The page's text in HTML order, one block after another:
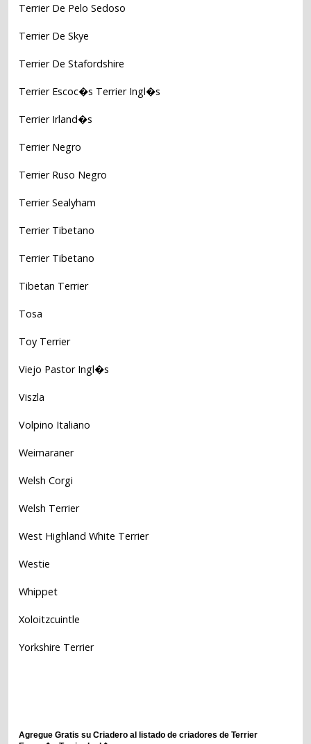
Terrier De Pelo Sedoso
Terrier De Skye
Terrier De Stafordshire
Terrier Escoc�s Terrier Ingl�s
Terrier Irland�s
Terrier Negro
Terrier Ruso Negro
Terrier Sealyham
Terrier Tibetano
Terrier Tibetano
Tibetan Terrier
Tosa
Toy Terrier
Viejo Pastor Ingl�s
Viszla
Volpino Italiano
Weimaraner
Welsh Corgi
Welsh Terrier
West Highland White Terrier
Westie
Whippet
Xoloitzcuintle
Yorkshire Terrier
Agregue Gratis su Criadero al listado de criadores de Terrier